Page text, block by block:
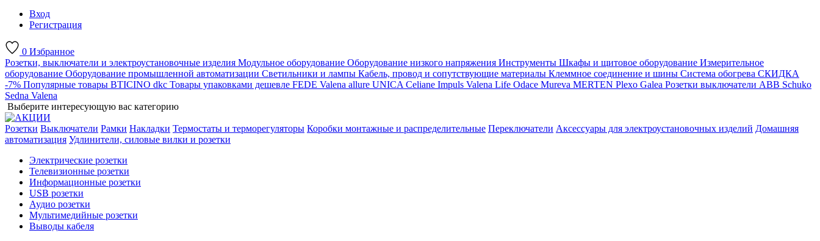
Вход
Регистрация
0 Избранное
Розетки, выключатели и электроустановочные изделия Модульное оборудование Оборудование низкого напряжения Инструменты Шкафы и щитовое оборудование Измерительное
оборудование Оборудование промышленной автоматизации Светильники и лампы Кабель, провод и сопутствующие материалы Клеммное соединение и шины Система обогрева СКИДКА
-7% Популярные товары BTICINO dkc Товары упаковками дешевле FEDE Valena allure UNICA Celiane Impuls Valena Life Odace Mureva MERTEN Plexo Galea Розетки выключатели ABB Schuko
Sedna Valena
Выберите интересующую вас категорию
Розетки Выключатели Рамки Накладки Термостаты и терморегуляторы Коробки монтажные и распределительные Переключатели Аксессуары для электроустановочных изделий Домашняя
автоматизация Удлинители, силовые вилки и розетки
Электрические розетки
Телевизионные розетки
Информационные розетки
USB розетки
Аудио розетки
Мультимедийные розетки
Выводы кабеля